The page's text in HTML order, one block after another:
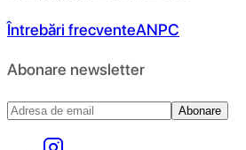
Întrebări frecventeANPC
Abonare newsletter
Abonare